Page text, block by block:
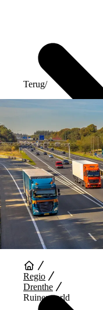
Auto Diensten
Terug/
Regio
Drenthe
Ruinerworld